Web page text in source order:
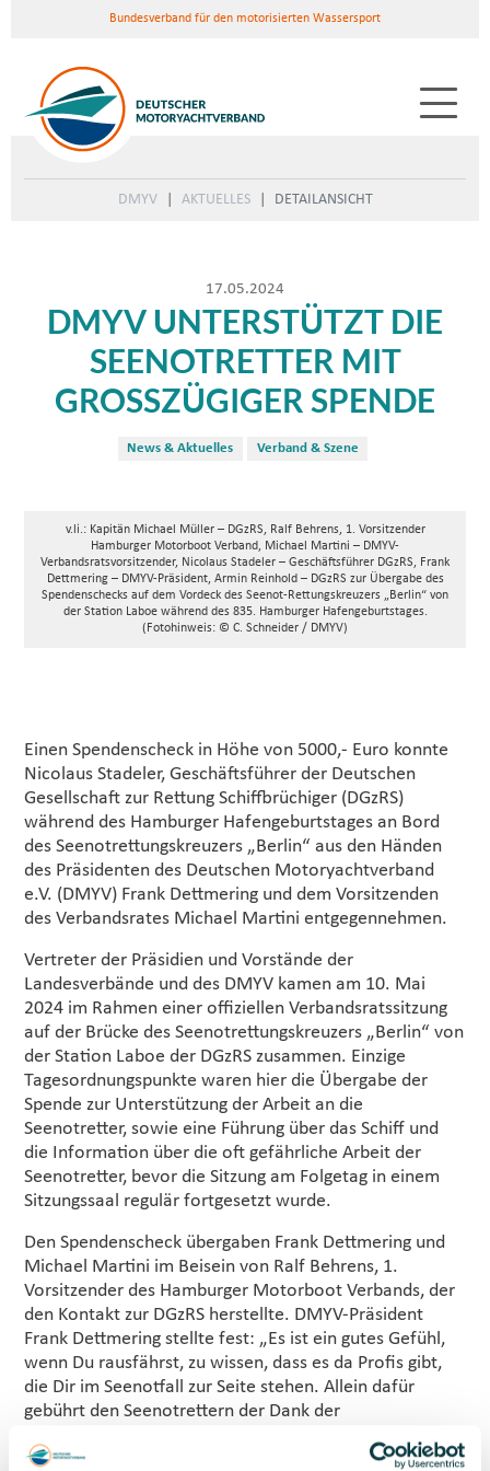
Bundesverband für den motorisierten Wassersport
DMYV AKTUELLES DETAILANSICHT
17.05.2024
DMYV UNTERSTÜTZT DIE
SEENOTRETTER MIT
GROSSZÜGIGER SPENDE
News & Aktuelles Verband & Szene
v.li.: Kapitän Michael Müller – DGzRS, Ralf Behrens, 1. Vorsitzender
Hamburger Motorboot Verband, Michael Martini – DMYV-
Verbandsratsvorsitzender, Nicolaus Stadeler – Geschäftsführer DGzRS, Frank
Dettmering – DMYV-Präsident, Armin Reinhold – DGzRS zur Übergabe des
Spendenschecks auf dem Vordeck des Seenot-Rettungskreuzers „Berlin“ von
der Station Laboe während des 835. Hamburger Hafengeburtstages.
(Fotohinweis: © C. Schneider / DMYV)
Einen Spendenscheck in Höhe von 5000,- Euro konnte
Nicolaus Stadeler, Geschäftsführer der Deutschen
Gesellschaft zur Rettung Schiffbrüchiger (DGzRS)
während des Hamburger Hafengeburtstages an Bord
des Seenotrettungskreuzers „Berlin“ aus den Händen
des Präsidenten des Deutschen Motoryachtverband
e.V. (DMYV) Frank Dettmering und dem Vorsitzenden
des Verbandsrates Michael Martini entgegennehmen.
Vertreter der Präsidien und Vorstände der
Landesverbände und des DMYV kamen am 10. Mai
2024 im Rahmen einer offiziellen Verbandsratssitzung
auf der Brücke des Seenotrettungskreuzers „Berlin“ von
der Station Laboe der DGzRS zusammen. Einzige
Tagesordnungspunkte waren hier die Übergabe der
Spende zur Unterstützung der Arbeit an die
Seenotretter, sowie eine Führung über das Schiff und
die Information über die oft gefährliche Arbeit der
Seenotretter, bevor die Sitzung am Folgetag in einem
Sitzungssaal regulär fortgesetzt wurde.
Den Spendenscheck übergaben Frank Dettmering und
Michael Martini im Beisein von Ralf Behrens, 1.
Vorsitzender des Hamburger Motorboot Verbands, der
den Kontakt zur DGzRS herstellte. DMYV-Präsident
Frank Dettmering stellte fest: „Es ist ein gutes Gefühl,
wenn Du rausfährst, zu wissen, dass es da Profis gibt,
die Dir im Seenotfall zur Seite stehen. Allein dafür
gebührt den Seenotrettern der Dank der
Ausdruck bringen wollen.“